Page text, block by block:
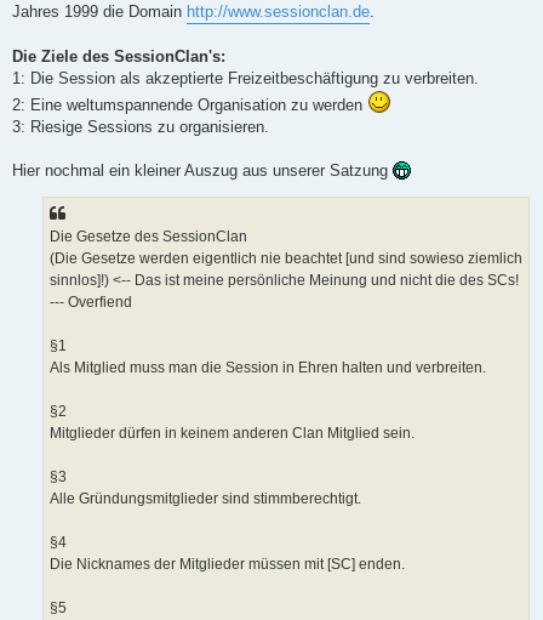
Jahres 1999 die Domain http://www.sessionclan.de
Die Ziele des SessionClan's:
1: Die Session als akzeptierte Freizeitbeschäftigung zu verbreiten.
2: Eine weltumspannende Organisation zu werden
3: Riesige Sessions zu organisieren.
Hier nochmal ein kleiner Auszug aus unserer Satzung
Die Gesetze des SessionClan
(Die Gesetze werden eigentlich nie beachtet [und sind sowieso ziemlich
sinnlos]!) <-- Das ist meine persönliche Meinung und nicht die des SCs!
--- Overfiend
§1
Als Mitglied muss man die Session in Ehren halten und verbreiten.
§2
Mitglieder dürfen in keinem anderen Clan Mitglied sein.
§3
Alle Gründungsmitglieder sind stimmberechtigt.
§4
Die Nicknames der Mitglieder müssen mit [SC] enden.
§5